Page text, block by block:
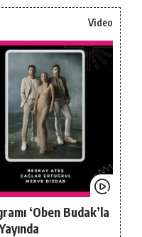
Video
‘Oben Budak’la